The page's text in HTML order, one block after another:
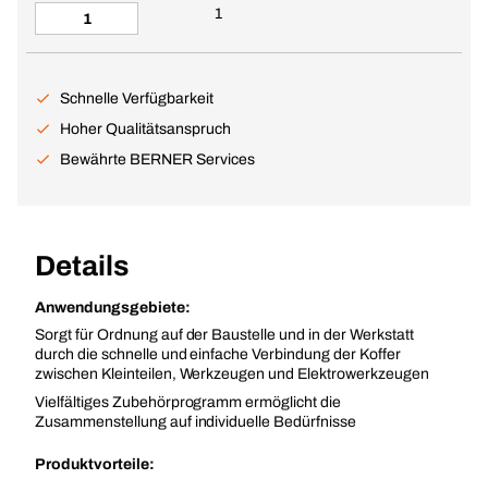
1
Schnelle Verfügbarkeit
Hoher Qualitätsanspruch
Bewährte BERNER Services
Details
Anwendungsgebiete:
Sorgt für Ordnung auf der Baustelle und in der Werkstatt
durch die schnelle und einfache Verbindung der Koffer
zwischen Kleinteilen, Werkzeugen und Elektrowerkzeugen
Vielfältiges Zubehörprogramm ermöglicht die
Zusammenstellung auf individuelle Bedürfnisse
Produktvorteile: